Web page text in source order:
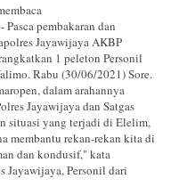
pembakaran dan
Jayawijaya AKBP
1 peleton Personil
Rabu (30/06/2021) Sore.
dalam arahannya
Jayawijaya dan Satgas
situasi yang terjadi di Elelim,
membantu rekan-rekan kita di
dan kondusif," kata
Jayawijaya, Personil dari